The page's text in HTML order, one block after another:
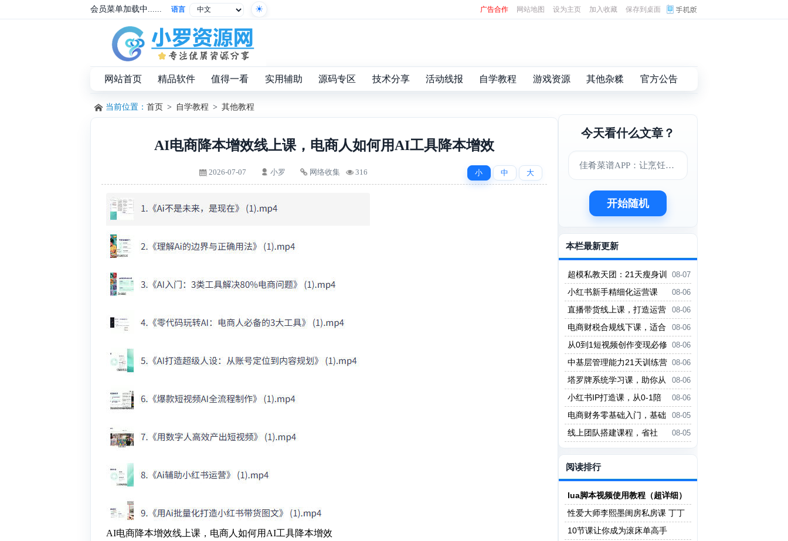
会员菜单加载中...... 语言 广告合作 网站地图 设为主页 加入收藏 保存到桌面
网站首页 精品软件 值得一看 实用辅助 源码专区 技术分享 活动线报 自学教程 游戏资源 其他杂糅 官方公告
当前位置： 首页 > 自学教程 > 其他教程
AI电商降本增效线上课，电商人如何用AI工具降本增效
小 中 大
2026-07-07 小罗 网络收集 316
AI电商降本增效线上课，电商人如何用AI工具降本增效
今天看什么文章？
佳肴菜谱APP：让烹饪变得更简单美味
开始随机
本栏最新更新
08-07
超模私教天团：21天瘦身训
练营（完结）
08-06
小红书新手精细化运营课
程，每天抽空操作三小时，零基础
小白轻松上手
08-06
直播带货线上课，打造运营
型主播，起号、话术、运营，直播
带货全方案系统化学习
08-06
电商财税合规线下课，适合
老板+财务，教你规避涉税风险，
实现低成本合规经营
08-06
从0到1短视频创作变现必修
课，跟随时代趋势，人人需要的技
能
08-06
中基层管理能力21天训练营
08-06
塔罗牌系统学习课，助你从
入门到精通，塑造个人占卜风格，
掌握专业咨询能力
08-06
小红书IP打造课，从0-1陪
你做能賺钱小红书博主
08-05
电商财务零基础入门，基础
认知+基础实操+进阶突破，轻松
掌握
08-05
线上团队搭建课程，省社
保，聚人才，降成本，增利润，团
队管理必看
阅读排行
lua脚本视频使用教程（超详细）
性爱大师李熙墨闺房私房课 丁丁
保健操
10节课让你成为滚床单高手